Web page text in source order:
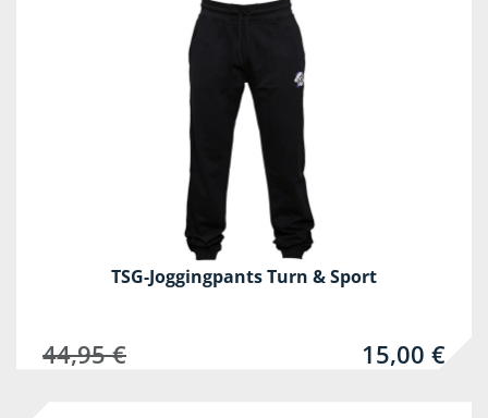
TSG-Joggingpants Turn & Sport
44,95 € 15,00 €